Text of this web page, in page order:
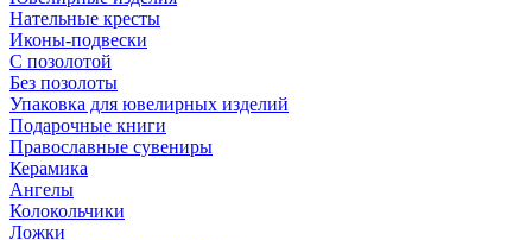
Нательные кресты
Иконы-подвески
С позолотой
Без позолоты
Упаковка для ювелирных изделий
Подарочные книги
Православные сувениры
Керамика
Ангелы
Колокольчики
Ложки